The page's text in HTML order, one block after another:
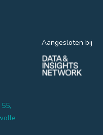
Aangesloten bij